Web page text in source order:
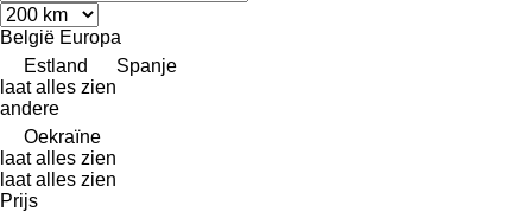
België Europa
Estland
Spanje
laat alles zien
andere
Oekraïne
laat alles zien
laat alles zien
Prijs